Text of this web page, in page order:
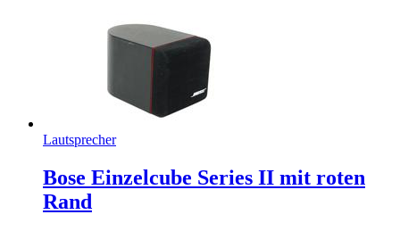
Lautsprecher
Bose Einzelcube Series II mit roten
Rand